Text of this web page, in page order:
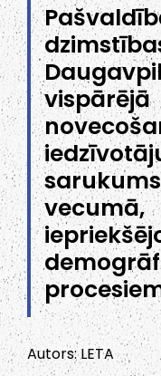
Autors: LETA